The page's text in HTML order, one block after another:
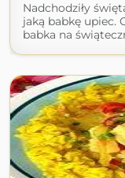
Nadchodziły
jaką babkę upiec.
babka na